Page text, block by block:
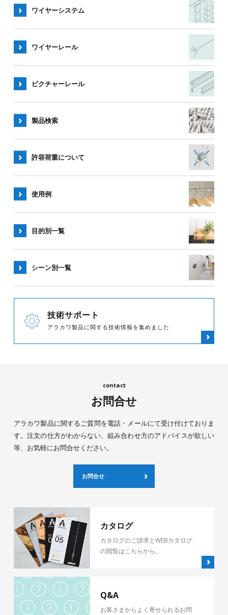
ワイヤーシステム
ワイヤーレール
ピクチャーレール
製品検索
許容荷重について
使用例
目的別一覧
シーン別一覧
技術サポート
アラカワ製品に関する技術情報を集めました
お問合せ
アラカワ製品に関するご質問を電話・メールにて受け付けておりま
す。注文の仕方がわからない、組み合わせ方のアドバイスが欲しい
等、お気軽にお問合せください。
お問合せ
カタログ
カタログのご請求とWEBカタログ
の閲覧はこちらから。
Q&A
お客さまからよく寄せられるお問